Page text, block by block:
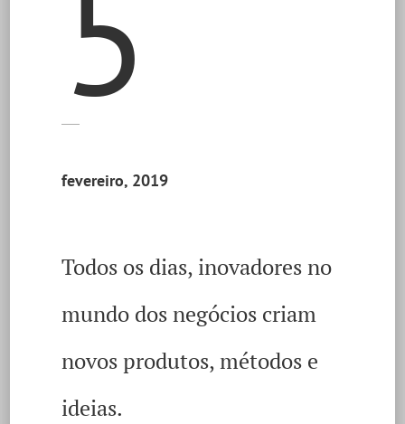
fevereiro, 2019
Todos os dias, inovadores no
mundo dos negócios criam
novos produtos, métodos e
ideias.